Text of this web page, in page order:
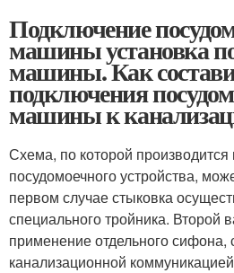
Подключение
машины установка
машины. Как
подключения
машины к
Схема, по которой
посудомоечного устройства,
первом случае стыковка
специального тройника. Второй
применение отдельного сифона,
канализационной